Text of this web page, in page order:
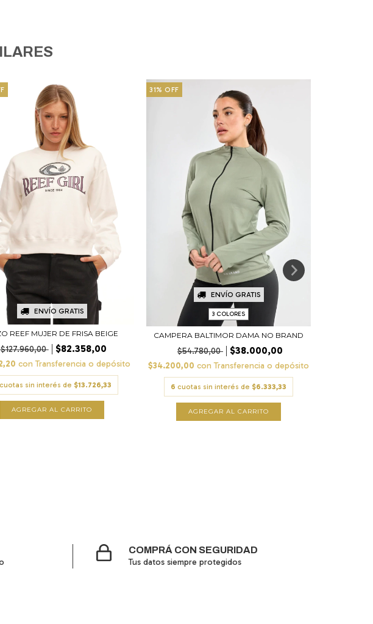
ENVÍO GRATIS
REEF MUJER DE FRISA BEIGE
$127.960,00 $82.358,00
con Transferencia o depósito
cuotas sin interés de $13.726,33
AGREGAR AL CARRITO
31% OFF
ENVÍO GRATIS
3 COLORES
CAMPERA BALTIMOR DAMA NO BRAND
$54.780,00 $38.000,00
$34.200,00 con Transferencia o depósito
6 cuotas sin interés de $6.333,33
AGREGAR AL CARRITO
COMPRÁ CON SEGURIDAD
Tus datos siempre protegidos